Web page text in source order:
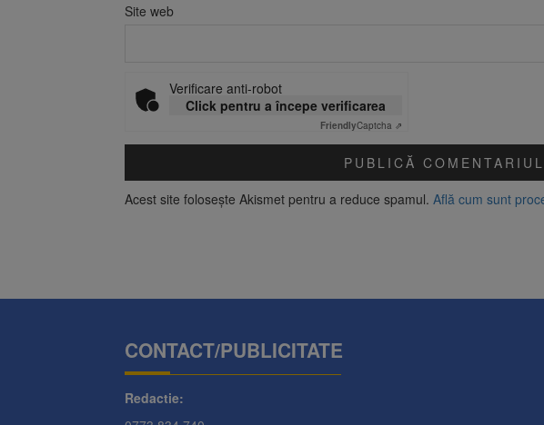
Site web
Verificare anti-robot
Click pentru a începe verificarea
FriendlyCaptcha ⇗
Acest site folosește Akismet pentru a reduce spamul. Află cum sunt
CONTACT/PUBLICITATE
Redactie: